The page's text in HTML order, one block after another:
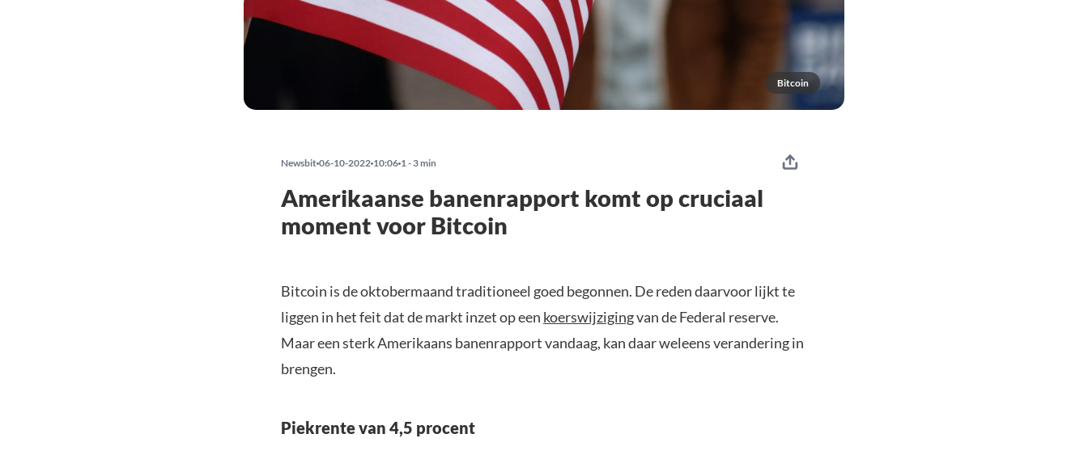
Bitcoin
Newsbit 06-10-2022 10:06 1 - 3 min
Amerikaanse banenrapport komt op cruciaal
moment voor Bitcoin
Bitcoin is de oktobermaand traditioneel goed begonnen. De reden daarvoor lijkt te
liggen in het feit dat de markt inzet op een koerswijzigingvan de Federal reserve.
Maar een sterk Amerikaans banenrapport vandaag, kan daar weleens verandering in
brengen.
Piekrente van 4,5 procent